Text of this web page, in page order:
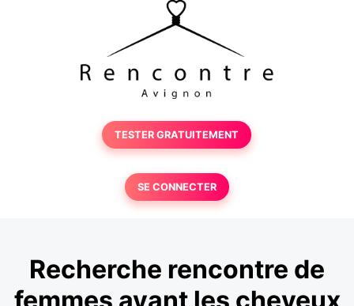
TESTER GRATUITEMENT
SE CONNECTER
Recherche rencontre de